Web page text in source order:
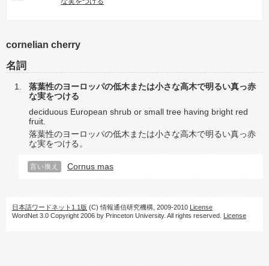
cornelian cherry
名詞
落葉性のヨーロッパの低木または小さな高木で明るい真っ赤
な実をつける
deciduous European shrub or small tree having bright red
fruit.
落葉性のヨーロッパの低木または小さな高木で明るい真っ赤
な実をつける。
言い換え Cornus mas
日本語ワードネット1.1版 (C) 情報通信研究機構, 2009-2010 License
WordNet 3.0 Copyright 2006 by Princeton University. All rights reserved. License